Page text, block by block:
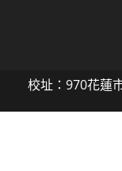
校址：970花